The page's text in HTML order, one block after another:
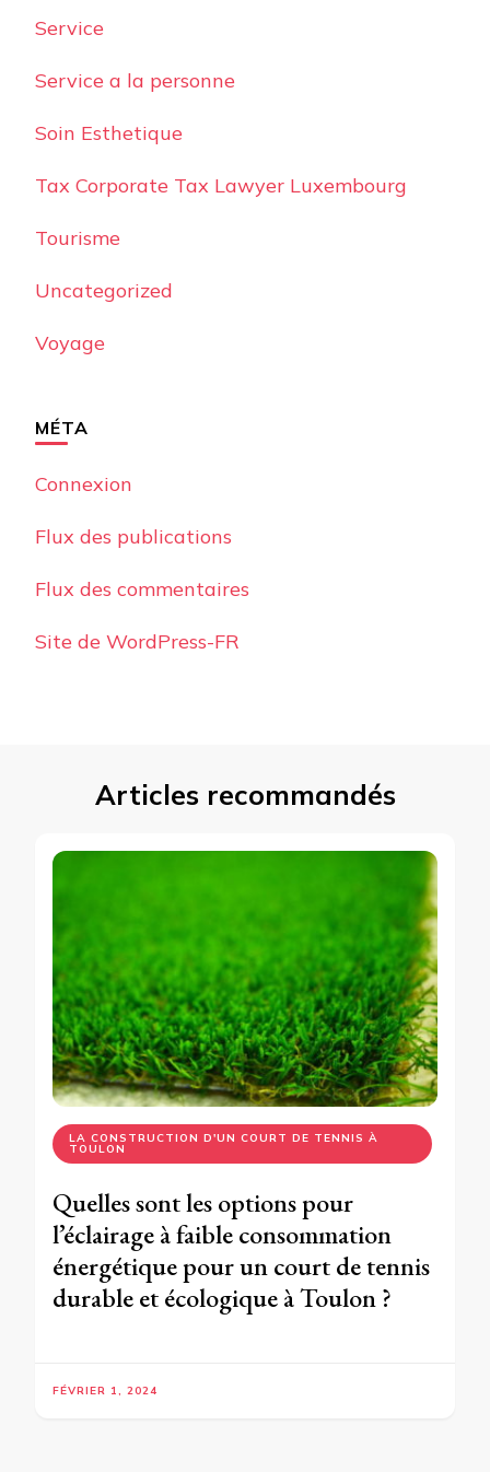
Service
Service a la personne
Soin Esthetique
Tax Corporate Tax Lawyer Luxembourg
Tourisme
Uncategorized
Voyage
MÉTA
Connexion
Flux des publications
Flux des commentaires
Site de WordPress-FR
Articles recommandés
LA CONSTRUCTION D'UN COURT DE TENNIS À
TOULON
Quelles sont les options pour
l’éclairage à faible consommation
énergétique pour un court de tennis
durable et écologique à Toulon ?
FÉVRIER 1, 2024